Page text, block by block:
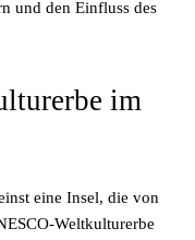
und den Einfluss des
im
eine Insel, die von
Weltkulturerbe